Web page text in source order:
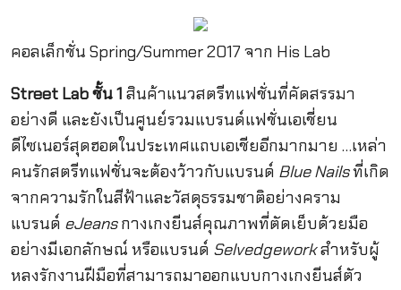
คอลเล็กชั่น Spring/Summer 2017 จาก His Lab
Street Lab ชั้น 1 สินค้าแนวสตรีทแฟชั่นที่คัดสรรมา
อย่างดี และยังเป็นศูนย์รวมแบรนด์แฟชั่นเอเชี่ยน
ดีไซเนอร์สุดฮอตในประเทศแถบเอเชียอีกมากมาย …เหล่า
คนรักสตรีทแฟชั่นจะต้องว้าวกับแบรนด์ Blue Nailsที่เกิด
จากความรักในสีฟ้าและวัสดุธรรมชาติอย่างคราม
แบรนด์ eJeansกางเกงยีนส์คุณภาพที่ตัดเย็บด้วยมือ
อย่างมีเอกลักษณ์ หรือแบรนด์ Selvedgeworkสำหรับผู้
หลงรักงานฝีมือที่สามารถมาออกแบบกางเกงยีนส์ตัว